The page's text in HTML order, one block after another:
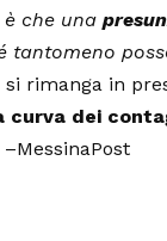
che una
tantomeno
rimanga in
curva dei
–MessinaPost